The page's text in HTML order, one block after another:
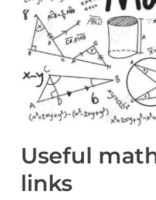
Resources
Contact
Subscribe to our mailing list
Useful
links